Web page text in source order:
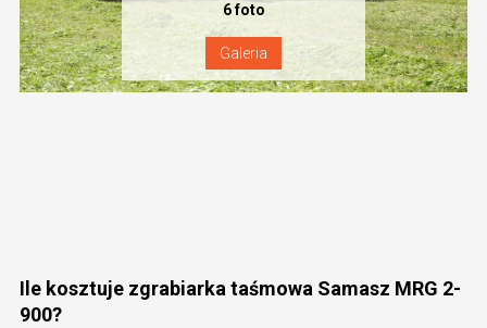
Ile kosztuje zgrabiarka taśmowa Samasz MRG 2-
900?